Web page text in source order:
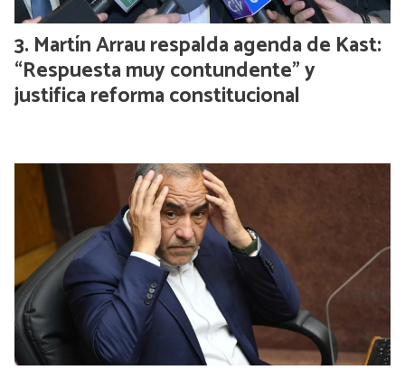
Martín Arrau respalda agenda de Kast:
“Respuesta muy contundente” y
justifica reforma constitucional